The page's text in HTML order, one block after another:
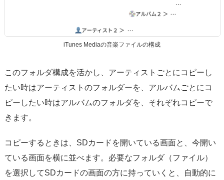
iTunes Mediaの音楽ファイルの構成
このフォルダ構成を活かし、アーティストごとにコピーし
たい時はアーティストのフォルダーを、アルバムごとにコ
ピーしたい時はアルバムのフォルダを、それぞれコピーで
きます。
コピーするときは、SDカードを開いている画面と、今開い
ている画面を横に並べます。必要なフォルダ（ファイル）
を選択してSDカードの画面の方に持っていくと、自動的に